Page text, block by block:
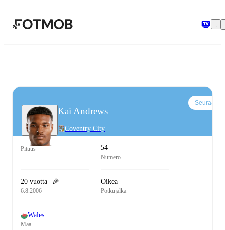
Kai Andrews
Coventry City
Seuraa
Pituus 54
Numero
20 vuotta 🎉
6.8.2006
Oikea
Potkujalka
Wales
Maa